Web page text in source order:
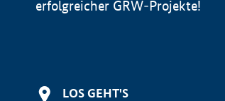
erfolgreicher GRW-Projekte!
LOS GEHT'S